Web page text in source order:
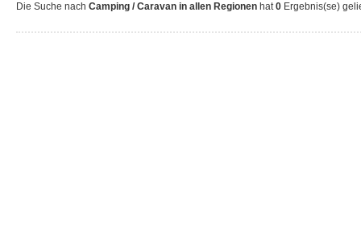
Die Suche nach Camping / Caravan in allen Regionen hat0 Ergebnis(se)